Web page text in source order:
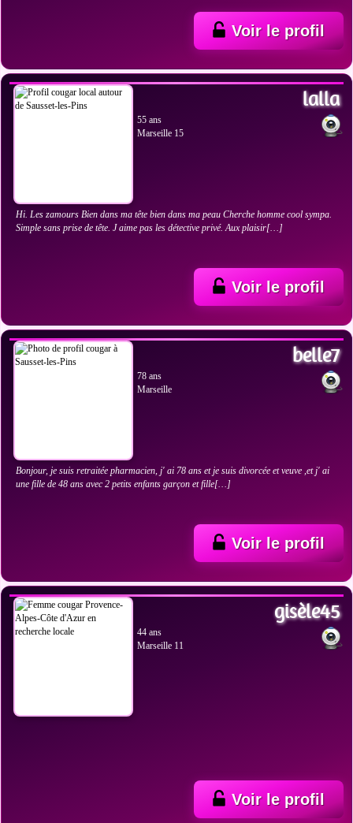
Voir le profil
lalla
55 ans
Marseille 15
Hi. Les zamours Bien dans ma tête bien dans ma peau Cherche homme cool sympa.
Simple sans prise de tête. J aime pas les détective privé. Aux plaisir[…]
Voir le profil
belle7
78 ans
Marseille
Bonjour, je suis retraitée pharmacien, j' ai 78 ans et je suis divorcée et veuve ,et j' ai
une fille de 48 ans avec 2 petits enfants garçon et fille[…]
Voir le profil
VOIR LES PHOTOS
gisèle45
44 ans
Marseille 11
Voir le profil